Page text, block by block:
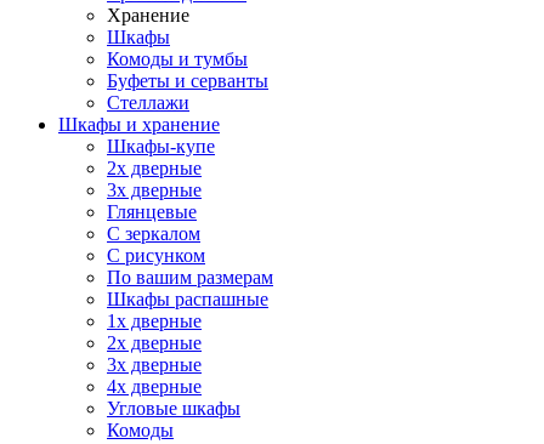
Хранение
Шкафы
Комоды и тумбы
Буфеты и серванты
Стеллажи
Шкафы и хранение
Шкафы-купе
2х дверные
3х дверные
Глянцевые
С зеркалом
С рисунком
По вашим размерам
Шкафы распашные
1х дверные
2х дверные
3х дверные
4х дверные
Угловые шкафы
Комоды